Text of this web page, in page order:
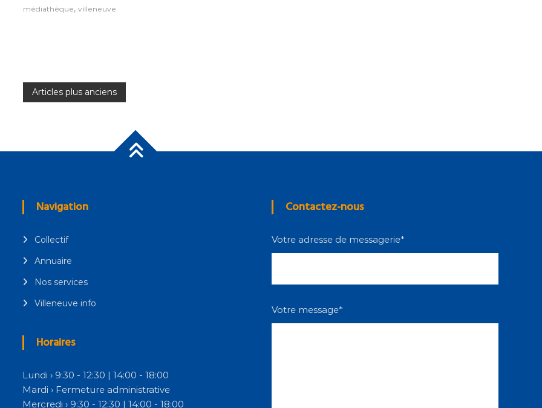
médiathèque, villeneuve
Navigation
articles
Articles plus anciens
Navigation
Collectif
Annuaire
Nos services
Villeneuve info
Horaires
Lundi › 9:30 - 12:30 | 14:00 - 18:00
Mardi › Fermeture administrative
Mercredi › 9:30 - 12:30 | 14:00 - 18:00
Contactez-nous
Votre adresse de messagerie*
Votre message*